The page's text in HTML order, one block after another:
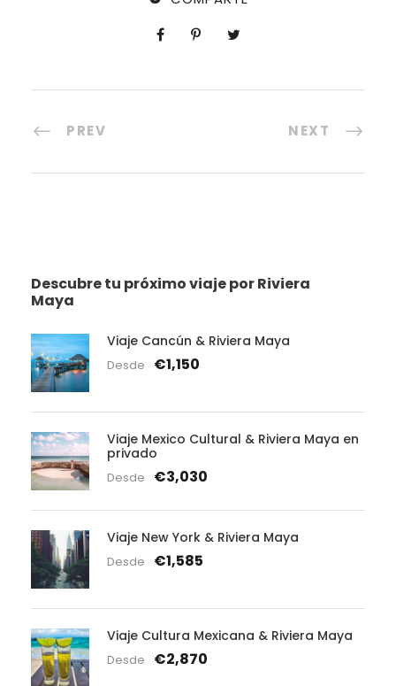
PREV NEXT
Descubre tu próximo viaje por Riviera
Maya
Viaje Cancún & Riviera Maya
Desde €1,150
Viaje Mexico Cultural & Riviera Maya en
privado
Desde €3,030
Viaje New York & Riviera Maya
Desde €1,585
Viaje Cultura Mexicana & Riviera Maya
Desde €2,870